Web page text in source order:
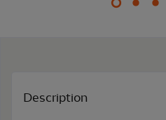
Description